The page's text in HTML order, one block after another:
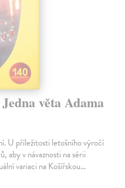
věta Adama
U příležitosti letošního výročí
aby v návaznosti na sérii
variaci na Košířskou…